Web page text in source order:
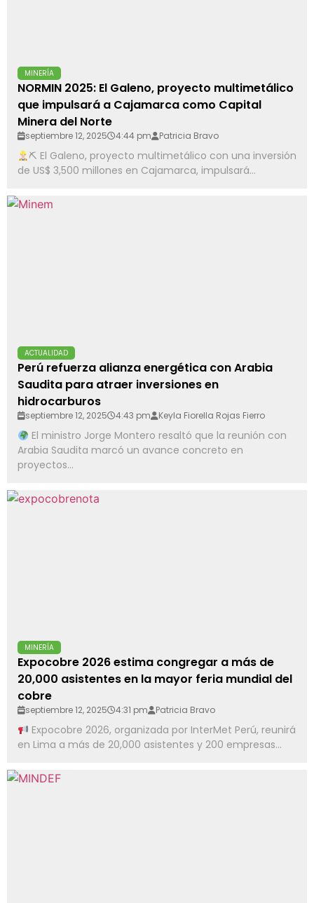
MINERÍA
NORMIN 2025: El Galeno, proyecto multimetálico
que impulsará a Cajamarca como Capital
Minera del Norte
septiembre 12, 2025 4:44 pm Patricia Bravo
⛏ El Galeno, proyecto multimetálico con una inversión
de US$ 3,500 millones en Cajamarca, impulsará...
ACTUALIDAD
Perú refuerza alianza energética con Arabia
Saudita para atraer inversiones en
hidrocarburos
septiembre 12, 2025 4:43 pm Keyla Fiorella Rojas Fierro
El ministro Jorge Montero resaltó que la reunión con
Arabia Saudita marcó un avance concreto en
proyectos...
MINERÍA
Expocobre 2026 estima congregar a más de
20,000 asistentes en la mayor feria mundial del
cobre
septiembre 12, 2025 4:31 pm Patricia Bravo
Expocobre 2026, organizada por InterMet Perú, reunirá
en Lima a más de 20,000 asistentes y 200 empresas...